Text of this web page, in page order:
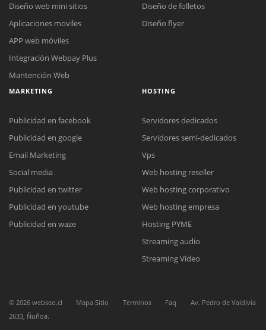
Reunión online
Nuestros ejecutivos le enviarán un correo electrónico con el enlace a
Meet para la reunión online.
Cotización
Complete el formulario y nos contactaremos a la brevedad.
Chat Online
Todos nuestros ejecutivos están fuera de línea. Complete el formulario
para enviarnos un correo electrónico con sus datos personales.
Diseño web mini sitios
Aplicaciones moviles
APP web móviles
Integración Webpay Plus
Mantención Web
Diseño de folletos
Diseño flyer
MARKETING
Publicidad en facebook
Publicidad en google
Email Marketing
Social media
Publicidad en twitter
Publicidad en youtube
Publicidad en waze
HOSTING
Servidores dedicados
Servidores semi-dedicados
Vps
Web hosting reseller
Web hosting corporativo
Web hosting empresa
Hosting PYME
Streaming audio
Streaming Video
© 2026 webseo.cl Mapa Sitio Terminos Faq
Av. Pedro de Valdivia
2633, Ñuñoa.